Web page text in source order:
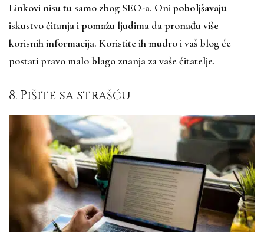
Linkovi nisu tu samo zbog SEO-a. Onipoboljšavaju
iskustvo čitanja i pomažu ljudima da pronađu više
korisnih informacija. Koristite ih mudro i vaš blog će
postati pravo malo blago znanja za vaše čitatelje.
8. Pišite sa strašću